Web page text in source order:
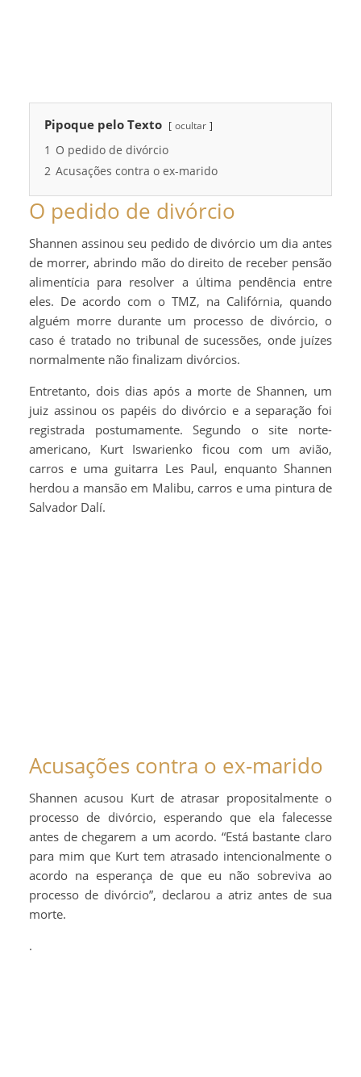
Pipoque pelo Texto ocultar
1 O pedido de divórcio
2 Acusações contra o ex-marido
O pedido de divórcio
Shannen assinou seu pedido de divórcio um dia antes
de morrer, abrindo mão do direito de receber pensão
alimentícia para resolver a última pendência entre
eles. De acordo com o TMZ, na Califórnia, quando
alguém morre durante um processo de divórcio, o
caso é tratado no tribunal de sucessões, onde juízes
normalmente não finalizam divórcios.
Entretanto, dois dias após a morte de Shannen, um
juiz assinou os papéis do divórcio e a separação foi
registrada postumamente. Segundo o site norte-
americano, Kurt Iswarienko ficou com um avião,
carros e uma guitarra Les Paul, enquanto Shannen
herdou a mansão em Malibu, carros e uma pintura de
Salvador Dalí.
Acusações contra o ex-marido
Shannen acusou Kurt de atrasar propositalmente o
processo de divórcio, esperando que ela falecesse
antes de chegarem a um acordo. “Está bastante claro
para mim que Kurt tem atrasado intencionalmente o
acordo na esperança de que eu não sobreviva ao
processo de divórcio”, declarou a atriz antes de sua
morte.
.